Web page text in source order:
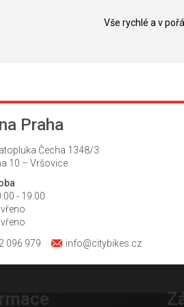
Vše rychlé a v
Praha
Čecha 1348/3
10 – Vršovice
- 19:00
096 979
info@citybikes.cz